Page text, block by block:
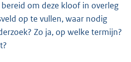
om deze kloof in overleg
op te vullen, waar nodig
Zo ja, op welke termijn?